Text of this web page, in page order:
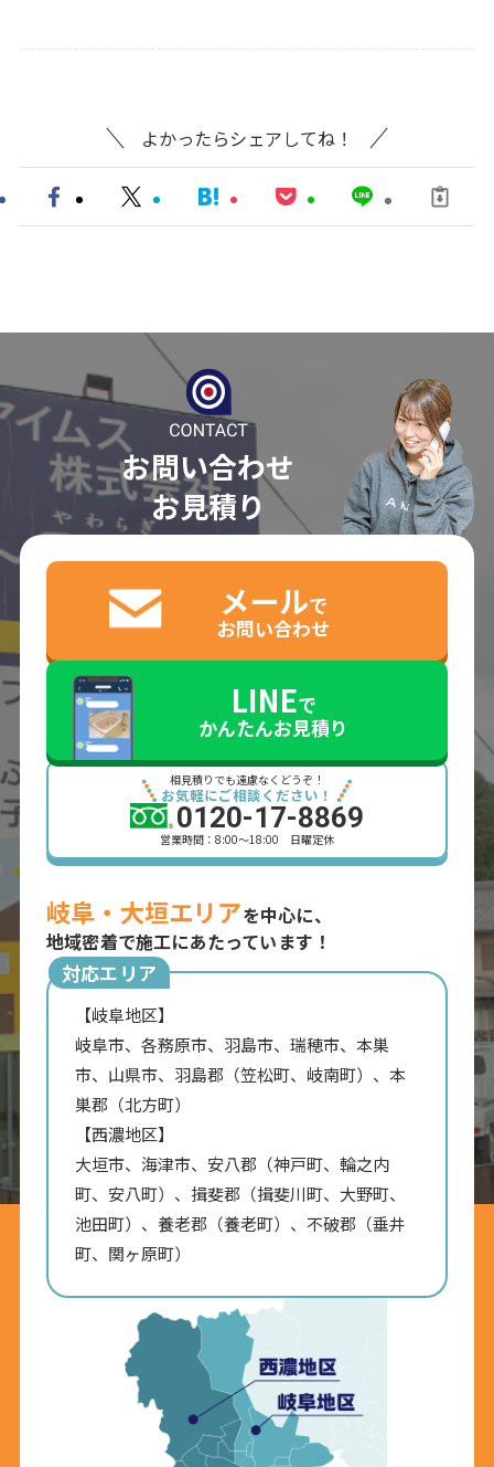
よかったらシェアしてね！
お問い合わせ
お見積り
メールで
お問い合わせ
LINEで
かんたんお見積り
相見積りでも遠慮なくどうぞ！
お気軽にご相談ください！
0120-17-8869
営業時間：8:00～18:00 日曜定休
岐阜・大垣エリアを中心に、
地域密着で施工にあたっています！
対応エリア
【岐阜地区】
岐阜市、各務原市、羽島市、瑞穂市、本巣
市、山県市、羽島郡（笠松町、岐南町）、本
巣郡（北方町）
【西濃地区】
大垣市、海津市、安八郡（神戸町、輪之内
町、安八町）、揖斐郡（揖斐川町、大野町、
池田町）、養老郡（養老町）、不破郡（垂井
町、関ヶ原町）